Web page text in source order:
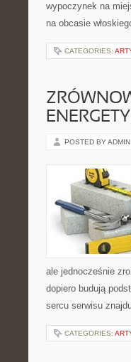
wypoczynek na
na obcasie
CATEGORIES:
POSTED BY ADMIN
ale jednocześnie
dopiero budują
sercu serwisu
CATEGORIES: